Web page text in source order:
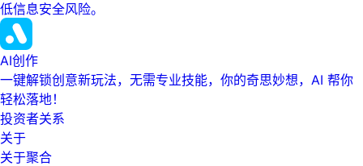
低信息安全风险。
AI创作
一键解锁创意新玩法，无需专业技能，你的奇思妙想，AI 帮你
轻松落地！
投资者关系
关于
关于聚合